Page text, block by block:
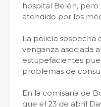
hospital Belén,
atendido por los
La policía sospecha
venganza asociada
estupefacientes
problemas de
En la comisaría de
que el 23 de abril